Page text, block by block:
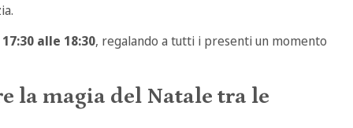
alle 18:30, regalando a tutti i presenti un momento
la magia del Natale tra le